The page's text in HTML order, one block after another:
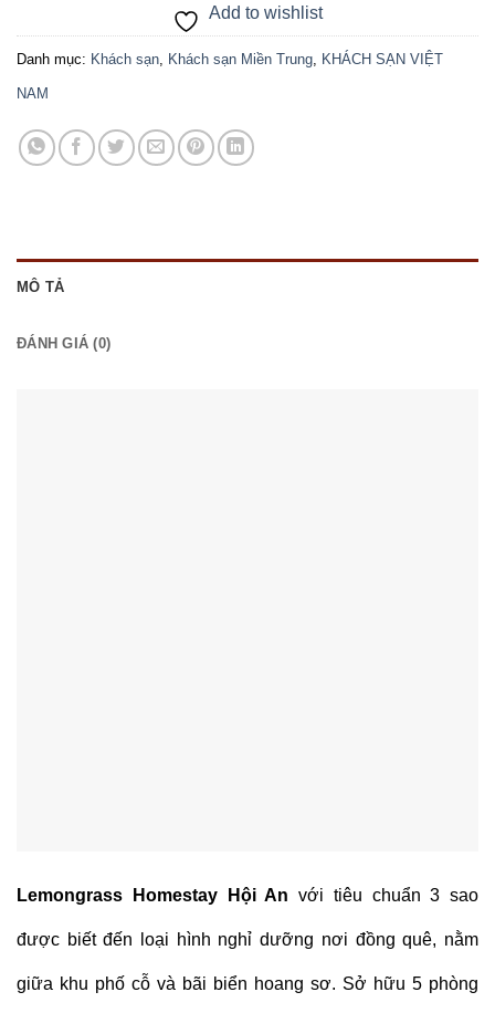
Add to wishlist
Danh mục: Khách sạn Khách sạn Miền Trung KHÁCH SẠN VIỆT
NAM
MÔ TẢ
ĐÁNH GIÁ (0)
Lemongrass Homestay Hội An với tiêu chuẩn 3 sao
được biết đến loại hình nghỉ dưỡng nơi đồng quê, nằm
giữa khu phố cỗ và bãi biển hoang sơ. Sở hữu 5 phòng